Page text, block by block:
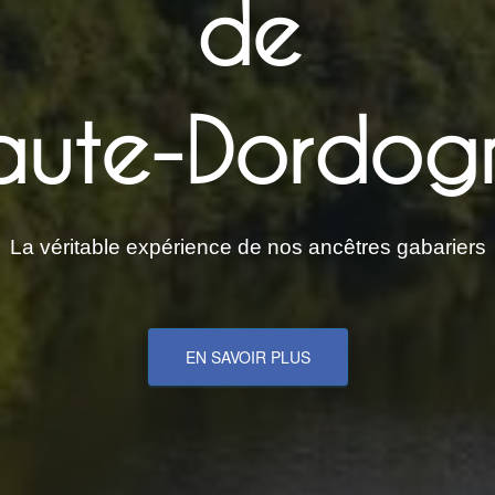
de
La véritable expérience de nos ancêtres gabariers
EN SAVOIR PLUS